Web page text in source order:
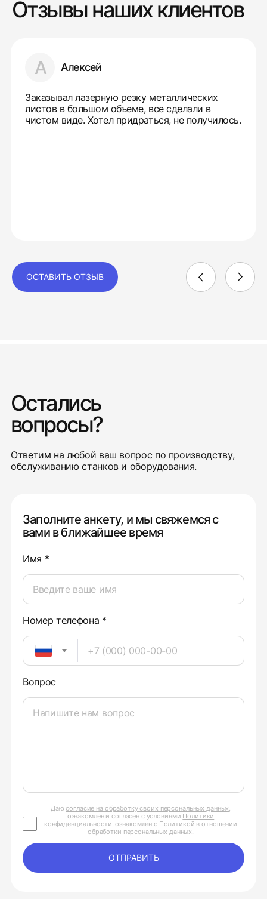
Отзывы наших клиентов
А Алексей
Заказывал лазерную резку металлических
листов в большом объеме, все сделали в
чистом виде. Хотел придраться, не получилось.
ОСТАВИТЬ ОТЗЫВ
Остались
вопросы?
Ответим на любой ваш вопрос по производству,
обслуживанию станков и оборудования.
Заполните анкету, и мы свяжемся с
вами в ближайшее время
Имя *
Номер телефона *
Вопрос
Даюсогласие на обработку своих персональных данных,
ознакомлен и согласен с условиями Политики
конфиденциальности, ознакомлен с Политикой в отношении
обработки персональных данных.
ОТПРАВИТЬ